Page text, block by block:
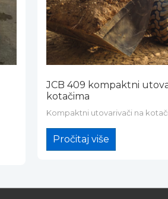
JCB 409 kompaktni
kotačima
Kompaktni utovarivači na
Pročitaj više